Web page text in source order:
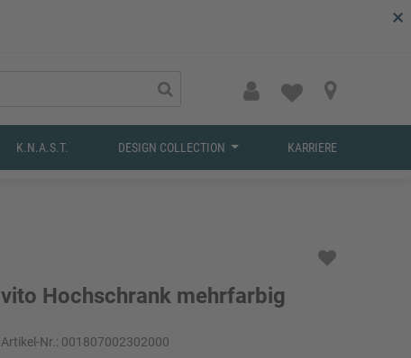
×
K.N.A.S.T. DESIGN COLLECTION KARRIERE
vito Hochschrank mehrfarbig
Artikel-Nr.: 001807002302000